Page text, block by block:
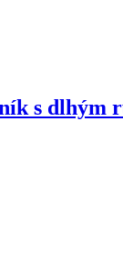
s dlhým